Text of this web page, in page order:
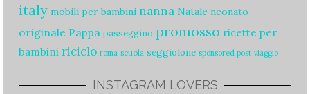
italy mobili per bambini nanna Natale neonato
originale Pappa passeggino promosso ricette per
bambini riciclo roma scuola seggiolone sponsored post viaggio
INSTAGRAM LOVERS